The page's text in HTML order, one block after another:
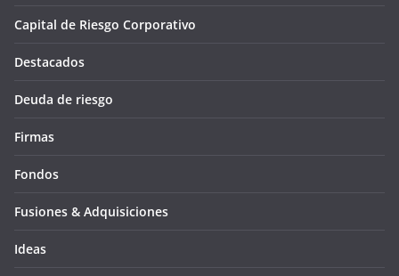
Capital de Riesgo Corporativo
Destacados
Deuda de riesgo
Firmas
Fondos
Fusiones & Adquisiciones
Ideas